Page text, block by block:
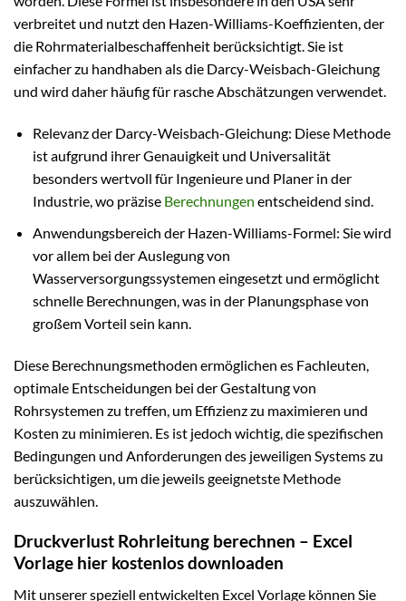
verbreitet und nutzt den Hazen-Williams-Koeffizienten, der
die Rohrmaterialbeschaffenheit berücksichtigt. Sie ist
einfacher zu handhaben als die Darcy-Weisbach-Gleichung
und wird daher häufig für rasche Abschätzungen verwendet.
Relevanz der Darcy-Weisbach-Gleichung: Diese Methode
ist aufgrund ihrer Genauigkeit und Universalität
besonders wertvoll für Ingenieure und Planer in der
Industrie, wo präzise Berechnungen entscheidend sind.
Anwendungsbereich der Hazen-Williams-Formel: Sie wird
vor allem bei der Auslegung von
Wasserversorgungssystemen eingesetzt und ermöglicht
schnelle Berechnungen, was in der Planungsphase von
großem Vorteil sein kann.
Diese Berechnungsmethoden ermöglichen es Fachleuten,
optimale Entscheidungen bei der Gestaltung von
Rohrsystemen zu treffen, um Effizienz zu maximieren und
Kosten zu minimieren. Es ist jedoch wichtig, die spezifischen
Bedingungen und Anforderungen des jeweiligen Systems zu
berücksichtigen, um die jeweils geeignetste Methode
auszuwählen.
Druckverlust Rohrleitung berechnen – Excel
Vorlage hier kostenlos downloaden
Mit unserer speziell entwickelten Excel Vorlage können Sie